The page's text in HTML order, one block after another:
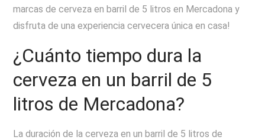
marcas de cerveza en barril de 5 litros en Mercadona y
disfruta de una experiencia cervecera única en casa!
¿Cuánto tiempo dura la
cerveza en un barril de 5
litros de Mercadona?
La duración de la cerveza en un barril de 5 litros de